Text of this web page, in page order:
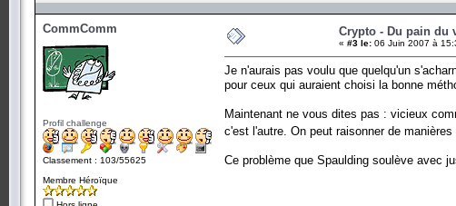
CommComm
Profil challenge
Classement : 103/55625
Membre Héroïque
Crypto - Du pain du
« #3 le: 06 Juin 2007 à
Je n'aurais pas voulu que quelqu'un
pour ceux qui auraient choisi la bonne
Maintenant ne vous dites pas : vicieux
c'est l'autre. On peut raisonner de
Ce problème que Spaulding soulève avec